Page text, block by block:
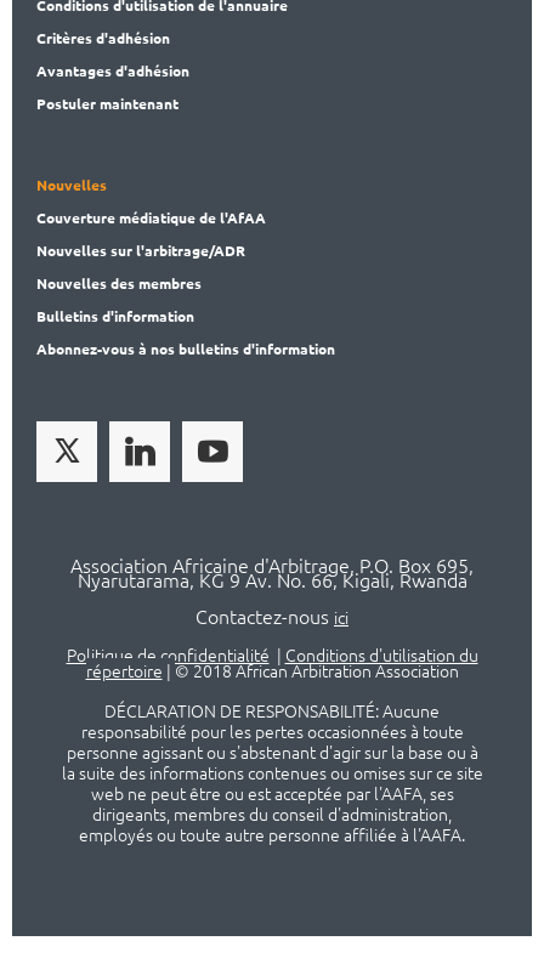
Conditions d'utilisation de l'annuaire
Critères d'adhésion
Avantages d'adhésion
Postuler maintenant
Nouvelles
Couverture médiatique de l'AfAA
Nouvelles sur l'arbitrage/ADR
Nouvelles des membres
Bulletins d'information
Abonnez-vous à nos bulletins d'information
Association Africaine d'Arbitrage, P.O. Box 695,
Nyarutarama, KG 9 Av. No. 66, Kigali, Rwanda
Contactez-nous ici
Politique de confidentialité | Conditions d'utilisation du
répertoire | © 2018 African Arbitration Association
DÉCLARATION DE RESPONSABILITÉ: Aucune
responsabilité pour les pertes occasionnées à toute
personne agissant ou s'abstenant d'agir sur la base ou à
la suite des informations contenues ou omises sur ce site
web ne peut être ou est acceptée par l'AAFA, ses
dirigeants, membres du conseil d'administration,
employés ou toute autre personne affiliée à l'AAFA.